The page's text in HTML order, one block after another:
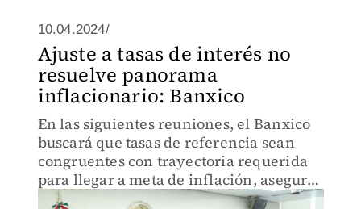
10.04.2024/
Ajuste a tasas de interés no
resuelve panorama
inflacionario: Banxico
En las siguientes reuniones, el Banxico
buscará que tasas de referencia sean
congruentes con trayectoria requerida
para llegar a meta de inflación, aseguró
Victoria Rodríguez Ceja.